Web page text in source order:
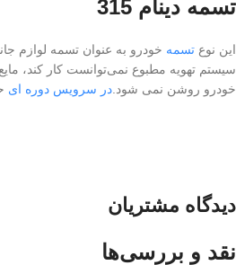
تسمه دینام 315
این نوع تسمه خودرو به عنوان تسمه لوازم
خودرو روشن نمی شود. در سرویس دوره ای
دیدگاه مشتریان
نقد و بررسی‌ها